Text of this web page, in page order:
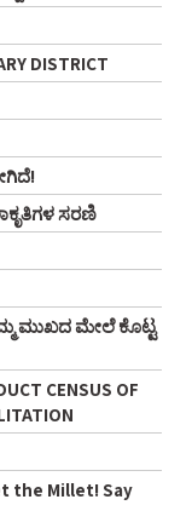
DISTRICT
ಸರಣಿ
ಮುಖದ ಮೇಲೆ ಕೊಟ್ಟ
CENSUS OF
the Millet! Say